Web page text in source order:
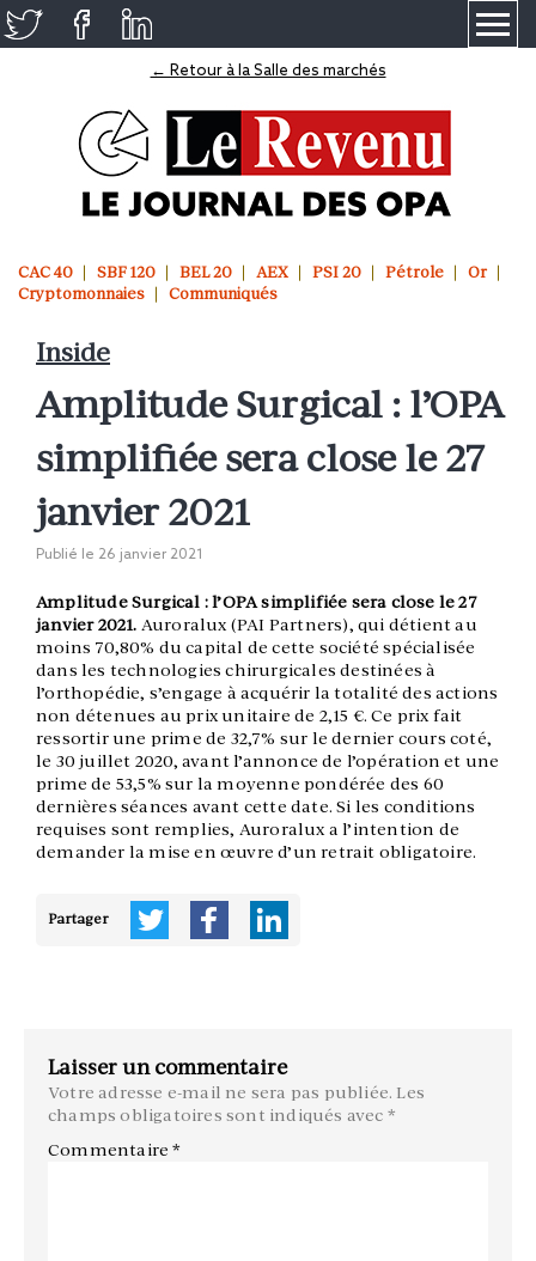
← Retour à la Salle des marchés
CAC 40 SBF 120 BEL 20 AEX PSI 20 Pétrole
Or
Cryptomonnaies
Communiqués
Inside
Amplitude Surgical : l’OPA
simplifiée sera close le 27
janvier 2021
Publié le 26 janvier 2021
Amplitude Surgical : l’OPA simplifiée sera close le 27
janvier 2021. Auroralux (PAI Partners), qui détient au
moins 70,80% du capital de cette société spécialisée
dans les technologies chirurgicales destinées à
l’orthopédie, s’engage à acquérir la totalité des actions
non détenues au prix unitaire de 2,15 €. Ce prix fait
ressortir une prime de 32,7% sur le dernier cours coté,
le 30 juillet 2020, avant l’annonce de l’opération et une
prime de 53,5% sur la moyenne pondérée des 60
dernières séances avant cette date. Si les conditions
requises sont remplies, Auroralux a l’intention de
demander la mise en œuvre d’un retrait obligatoire.
Partager
Laisser un commentaire
Votre adresse e-mail ne sera pas publiée. Les
champs obligatoires sont indiqués avec *
Commentaire*